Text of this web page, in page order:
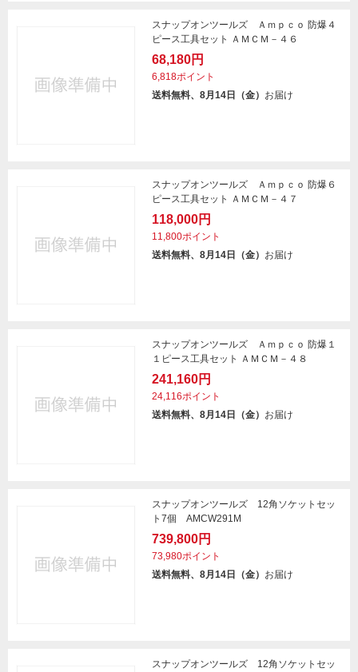
スナップオンツールズ Ａｍｐｃｏ 防爆４
ピース工具セット ＡＭＣＭ－４６
68,180円
6,818ポイント
送料無料、8月14日（金） お届け
スナップオンツールズ Ａｍｐｃｏ 防爆６
ピース工具セット ＡＭＣＭ－４７
118,000円
11,800ポイント
送料無料、8月14日（金） お届け
スナップオンツールズ Ａｍｐｃｏ 防爆１
１ピース工具セット ＡＭＣＭ－４８
241,160円
24,116ポイント
送料無料、8月14日（金） お届け
スナップオンツールズ 12角ソケットセッ
ト7個 AMCW291M
739,800円
73,980ポイント
送料無料、8月14日（金） お届け
スナップオンツールズ 12角ソケットセッ